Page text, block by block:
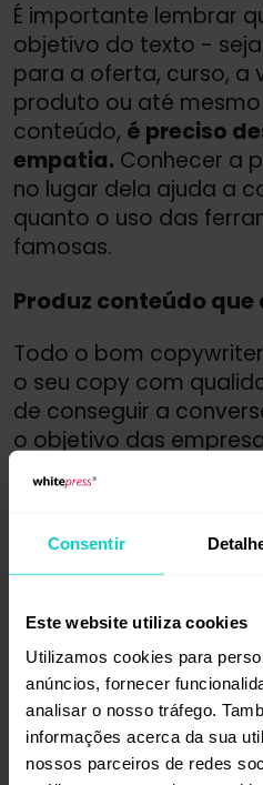
Consentir
Este website utiliza cookies
Utilizamos cookies para
anúncios, fornecer
analisar o nosso tráfego.
informações acerca da sua
nossos parceiros de redes
É importante lembrar
objetivo do texto -
para a oferta, curso, a
produto ou até
conteúdo, é preciso
empatia. Conhecer a
no lugar dela ajuda a
quanto o uso das
famosas.
Produz conteúdo
Todo o bom
o seu copy com
de conseguir a
o objetivo das
redatores
o copywriter deve
seja, vai muito além
também de gerar um
específico.
Isso acontece em
de produtos,
finalização de algum
outras formas. O copy
call to action ou